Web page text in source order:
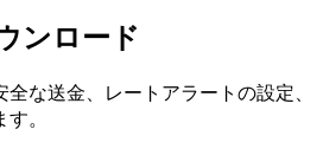
ンロード
な送金、レートアラートの設定、
。